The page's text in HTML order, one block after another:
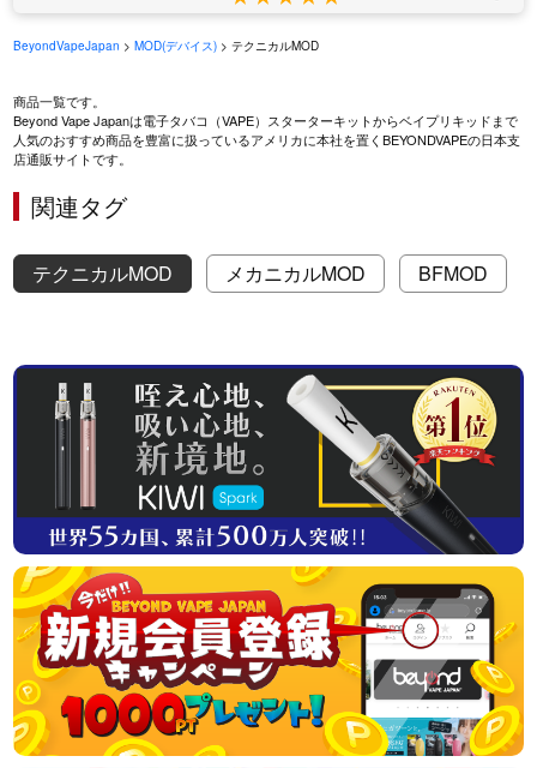
BeyondVapeJapan >MOD(デバイス) > テクニカルMOD
商品一覧です。
Beyond Vape Japanは電子タバコ（VAPE）スターターキットからベイプリキッドまで
人気のおすすめ商品を豊富に扱っているアメリカに本社を置くBEYONDVAPEの日本支
店通販サイトです。
関連タグ
テクニカルMOD メカニカルMOD BFMOD